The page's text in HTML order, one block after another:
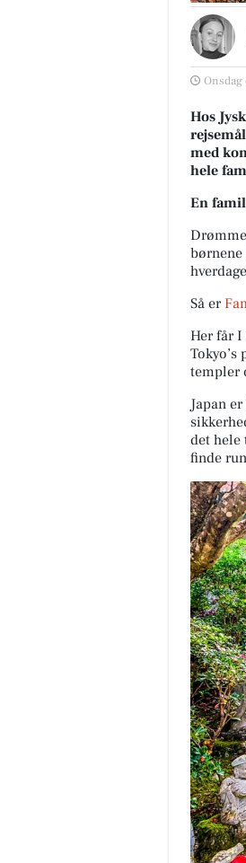
Hos
med
hele
En
Så er
Her får I
templer
Japan
det hele
finde